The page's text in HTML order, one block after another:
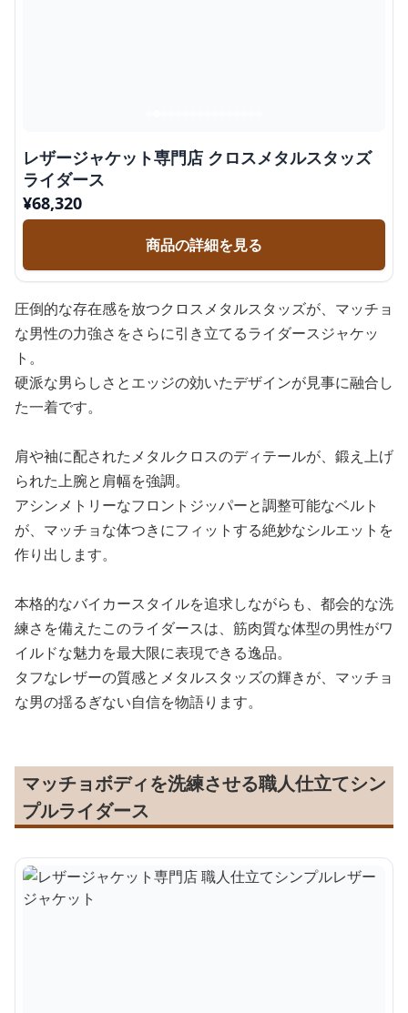
レザージャケット専門店 クロスメタルスタッズ
ライダース
¥68,320
商品の詳細を見る
圧倒的な存在感を放つクロスメタルスタッズが、マッチョ
な男性の力強さをさらに引き立てるライダースジャケッ
ト。
硬派な男らしさとエッジの効いたデザインが見事に融合し
た一着です。
肩や袖に配されたメタルクロスのディテールが、鍛え上げ
られた上腕と肩幅を強調。
アシンメトリーなフロントジッパーと調整可能なベルト
が、マッチョな体つきにフィットする絶妙なシルエットを
作り出します。
本格的なバイカースタイルを追求しながらも、都会的な洗
練さを備えたこのライダースは、筋肉質な体型の男性がワ
イルドな魅力を最大限に表現できる逸品。
タフなレザーの質感とメタルスタッズの輝きが、マッチョ
な男の揺るぎない自信を物語ります。
マッチョボディを洗練させる職人仕立てシン
プルライダース